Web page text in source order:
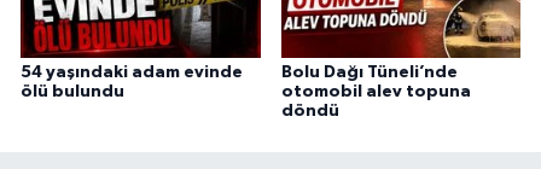
54 yaşındaki adam evinde
ölü bulundu
Bolu Dağı Tüneli’nde
otomobil alev topuna
döndü